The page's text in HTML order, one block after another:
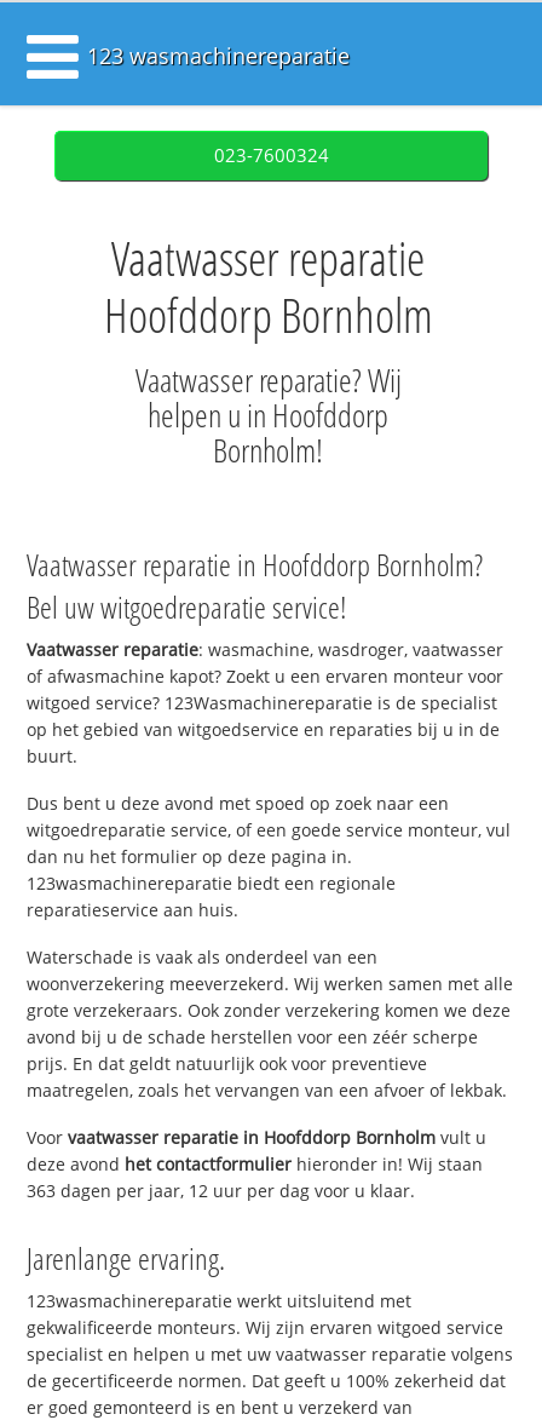
123 wasmachinereparatie
023-7600324
Vaatwasser reparatie
Hoofddorp Bornholm
Vaatwasser reparatie? Wij
helpen u in Hoofddorp
Bornholm!
Vaatwasser reparatie in Hoofddorp Bornholm?
Bel uw witgoedreparatie service!
Vaatwasser reparatie: wasmachine, wasdroger, vaatwasser
of afwasmachine kapot? Zoekt u een ervaren monteur voor
witgoed service? 123Wasmachinereparatie is de specialist
op het gebied van witgoedservice en reparaties bij u in de
buurt.
Dus bent u deze avond met spoed op zoek naar een
witgoedreparatie service, of een goede service monteur, vul
dan nu het formulier op deze pagina in.
123wasmachinereparatie biedt een regionale
reparatieservice aan huis.
Waterschade is vaak als onderdeel van een
woonverzekering meeverzekerd. Wij werken samen met alle
grote verzekeraars. Ook zonder verzekering komen we deze
avond bij u de schade herstellen voor een zéér scherpe
prijs. En dat geldt natuurlijk ook voor preventieve
maatregelen, zoals het vervangen van een afvoer of lekbak.
Voorvaatwasser reparatie in Hoofddorp Bornholm vult u
deze avond het contactformulier hieronder in! Wij staan
363 dagen per jaar, 12 uur per dag voor u klaar.
Jarenlange ervaring.
123wasmachinereparatie werkt uitsluitend met
gekwalificeerde monteurs. Wij zijn ervaren witgoed service
specialist en helpen u met uw vaatwasser reparatie volgens
de gecertificeerde normen. Dat geeft u 100% zekerheid dat
er goed gemonteerd is en bent u verzekerd van